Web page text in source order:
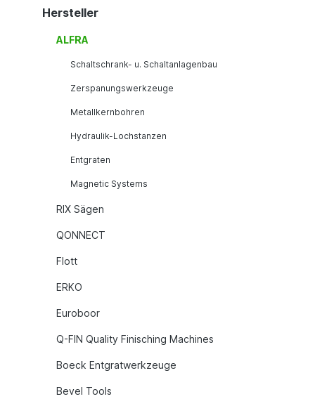
Hersteller
ALFRA
Schaltschrank- u. Schaltanlagenbau
Zerspanungswerkzeuge
Metallkernbohren
Hydraulik-Lochstanzen
Entgraten
Magnetic Systems
RIX Sägen
QONNECT
Flott
ERKO
Euroboor
Q-FIN Quality Finisching Machines
Boeck Entgratwerkzeuge
Bevel Tools